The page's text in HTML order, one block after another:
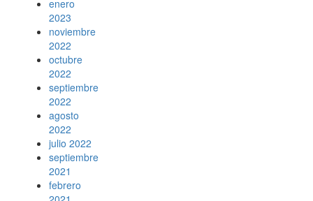
enero
2023
noviembre
2022
octubre
2022
septiembre
2022
agosto
2022
julio 2022
septiembre
2021
febrero